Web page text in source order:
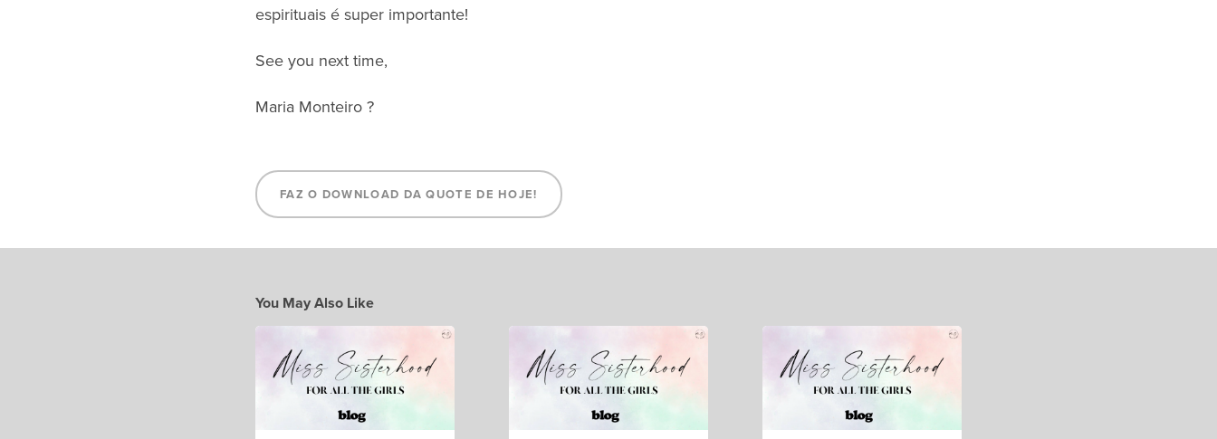
espirituais é super importante!
See you next time,
Maria Monteiro ?
FAZ O DOWNLOAD DA QUOTE DE HOJE!
You May Also Like